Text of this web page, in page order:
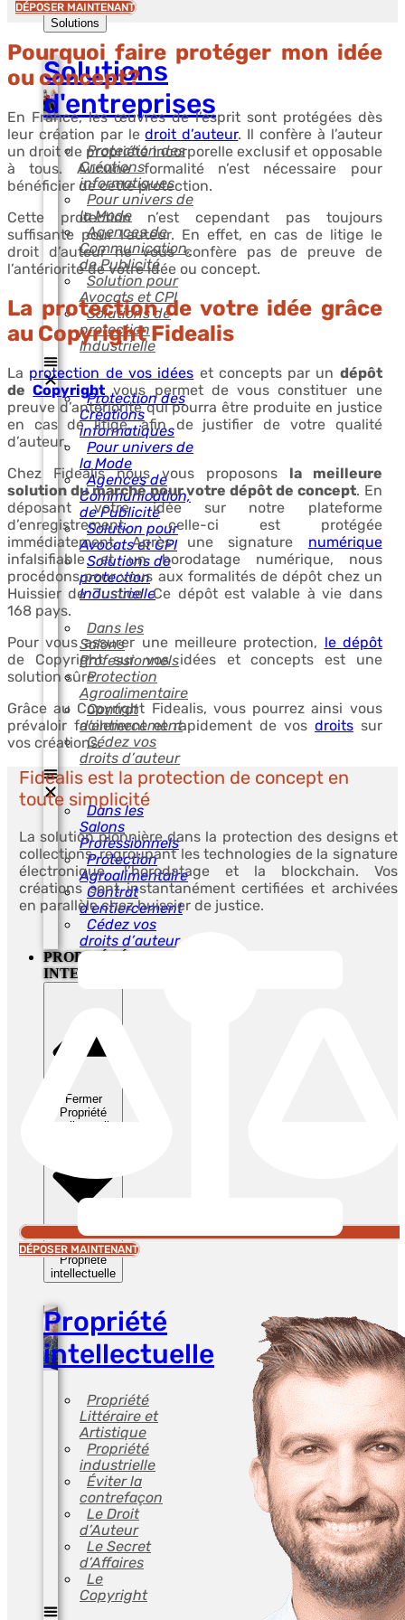
Ouvrir
Solutions
Solutions
d'entreprises
Protection des
Créations
informatiques
Pour univers de
la Mode
Agences de
Communication,
de Publicité
Solution pour
Avocats et CPI
Solutions de
protection
Industrielle
Protection des
Créations
informatiques
Pour univers de
la Mode
Agences de
Communication,
de Publicité
Solution pour
Avocats et CPI
Solutions de
protection
Industrielle
Dans les
Salons
Professionnels
Protection
Agroalimentaire
Contrat
d’entiercement
Cédez vos
droits d’auteur
Dans les
Salons
Professionnels
Protection
Agroalimentaire
Contrat
d’entiercement
Cédez vos
droits d’auteur
PROPRIÉTÉ
INTELLECTUELLE
Fermer
Propriété
intellectuelle
Ouvrir
Propriété
intellectuelle
Propriété
intellectuelle
Propriété
Littéraire et
Artistique
Propriété
industrielle
Éviter la
contrefaçon
Le Droit
d’Auteur
Le Secret
d’Affaires
Le
Copyright
DÉPOSER MAINTENANT
Pourquoi faire protéger mon idée
ou concept?
En France, les œuvres de l’esprit sont protégées dès
leur création par ledroit d’auteur. Il confère à l’auteur
un droit de propriété incorporelle exclusif et opposable
à tous. Aucune formalité n’est nécessaire pour
bénéficier de cette protection.
Cette protection n’est cependant pas toujours
suffisante pour l’auteur. En effet, en cas de litige le
droit d’auteur ne vous confère pas de preuve de
l’antériorité de votre idée ou concept.
La protection de votre idée grâce
au Copyright Fidealis
La protection de vos idées et concepts par un dépôt
deCopyright vous permet de vous constituer une
preuve d’antériorité qui pourra être produite en justice
en cas de litige, afin de justifier de votre qualité
d’auteur.
Chez Fidealis nous vous proposons la meilleure
solution du marché pour votre dépôt de concept. En
déposant votre idée sur notre plateforme
d’enregistrement, celle-ci est protégée
immédiatement. Après une signature numérique
infalsifiable et un horodatage numérique, nous
procédons pour vous aux formalités de dépôt chez un
Huissier de Justice. Ce dépôt est valable à vie dans
168 pays.
Pour vous assurer une meilleure protection, le dépôt
de Copyright sur vos idées et concepts est une
solution sûre.
Grâce au Copyright Fidealis, vous pourrez ainsi vous
prévaloir facilement et rapidement de vos droitssur
vos créations.
Fidealis est la protection de concept en
toute simplicité
La solution pionnière dans la protection des designs et
collections, regroupant les technologies de la signature
électronique, l’horodatage et la blockchain. Vos
créations sont instantanément certifiées et archivées
en parallèle chez huissier de justice.
DÉPOSER MAINTENANT